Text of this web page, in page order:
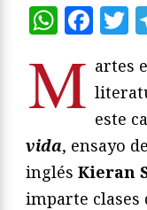
M artes
este
vida, ensayo
inglés Kieran
imparte